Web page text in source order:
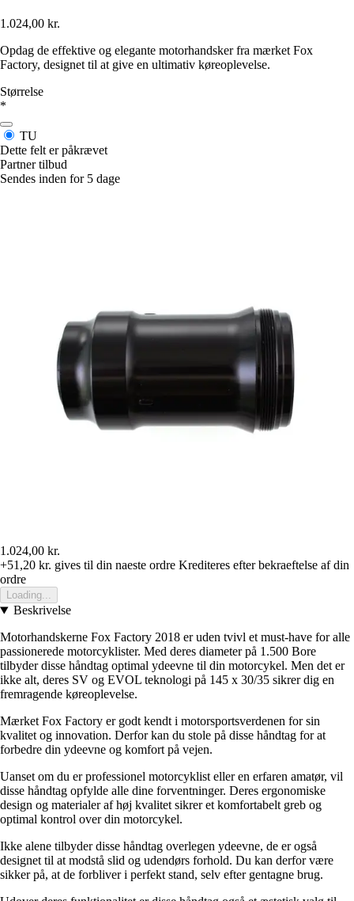
1.024,00 kr.
Opdag de effektive og elegante motorhandsker fra mærket Fox
Factory, designet til at give en ultimativ køreoplevelse.
Størrelse
*
TU
Dette felt er påkrævet
Partner tilbud
Sendes inden for 5 dage
1.024,00 kr.
+51,20 kr. gives til din naeste ordre Krediteres efter bekraeftelse af din
ordre
Loading...
Beskrivelse
Motorhandskerne Fox Factory 2018 er uden tvivl et must-have for alle
passionerede motorcyklister. Med deres diameter på 1.500 Bore
tilbyder disse håndtag optimal ydeevne til din motorcykel. Men det er
ikke alt, deres SV og EVOL teknologi på 145 x 30/35 sikrer dig en
fremragende køreoplevelse.
Mærket Fox Factory er godt kendt i motorsportsverdenen for sin
kvalitet og innovation. Derfor kan du stole på disse håndtag for at
forbedre din ydeevne og komfort på vejen.
Uanset om du er professionel motorcyklist eller en erfaren amatør, vil
disse håndtag opfylde alle dine forventninger. Deres ergonomiske
design og materialer af høj kvalitet sikrer et komfortabelt greb og
optimal kontrol over din motorcykel.
Ikke alene tilbyder disse håndtag overlegen ydeevne, de er også
designet til at modstå slid og udendørs forhold. Du kan derfor være
sikker på, at de forbliver i perfekt stand, selv efter gentagne brug.